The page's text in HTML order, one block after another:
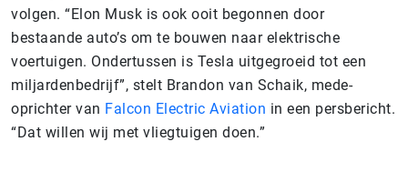
volgen. “Elon Musk is ook ooit begonnen door
bestaande auto’s om te bouwen naar elektrische
voertuigen. Ondertussen is Tesla uitgegroeid tot een
miljardenbedrijf”, stelt Brandon van Schaik, mede-
oprichter van Falcon Electric Aviation in een persbericht.
“Dat willen wij met vliegtuigen doen.”